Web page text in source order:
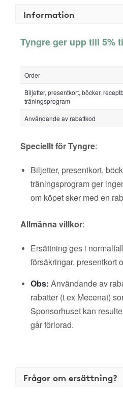
Information
Tyngre ger upp till 5%
Order
Biljetter, presentkort, böcker,
träningsprogram
Användande av rabattkod
Speciellt för Tyngre:
Biljetter, presentkort,
träningsprogram ger
om köpet sker med en
Allmänna villkor:
Ersättning ges i
försäkringar, presentkort
Obs: Användande av
rabatter (t ex Mecenat)
Sponsorhuset kan
går förlorad.
Frågor om ersättning?